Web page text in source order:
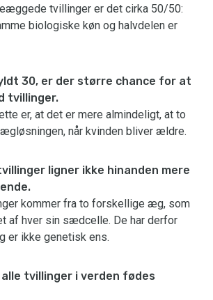
tvillinger er det cirka 50/50:
biologiske køn og halvdelen er
30, er der større chance for at
tvillinger.
er, at det er mere almindeligt, at to
når kvinden bliver ældre.
ligner ikke hinanden mere
kommer fra to forskellige æg, som
af hver sin sædcelle. De har derfor
er ikke genetisk ens.
alle tvillinger i verden fødes